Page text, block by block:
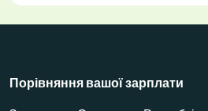
Порівняння вашої зарплати